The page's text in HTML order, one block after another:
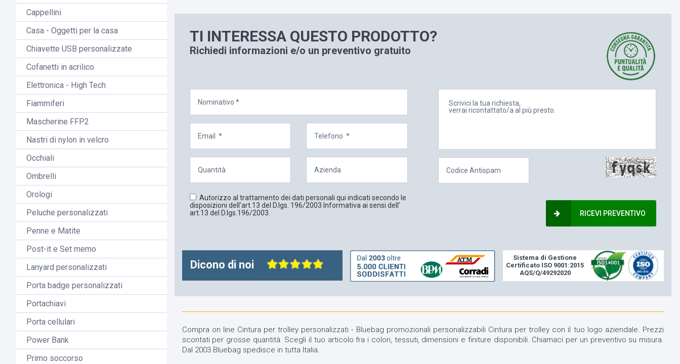
Cappellini
Casa - Oggetti per la casa
Chiavette USB personalizzate
Cofanetti in acrilico
Elettronica - High Tech
Fiammiferi
Mascherine FFP2
Nastri di nylon in velcro
Occhiali
Ombrelli
Orologi
Peluche personalizzati
Penne e Matite
Post-it e Set memo
Lanyard personalizzati
Porta badge personalizzati
Portachiavi
Porta cellulari
Power Bank
Primo soccorso
TI INTERESSA QUESTO PRODOTTO?
Richiedi informazioni e/o un preventivo gratuito
Autorizzo al trattamento dei dati personali qui indicati secondo le
disposizioni dell'art.13 del D.lgs. 196/2003 Informativa ai sensi dell'
art.13 del D.lgs.196/2003.
RICEVI PREVENTIVO
Dicono di noi
Sistema di Gestione
Certificato ISO 9001:2015
AQS/Q/49292020
Compra on line Cintura per trolley personalizzati - Bluebag promozionali personalizzabili Cintura per trolley con il tuo logo aziendale. Prezzi
scontati per grosse quantità. Scegli il tuo articolo fra i colori, tessuti, dimensioni e finiture disponibili. Chiamaci per un preventivo su misura.
Dal 2003 Bluebag spedisce in tutta Italia.